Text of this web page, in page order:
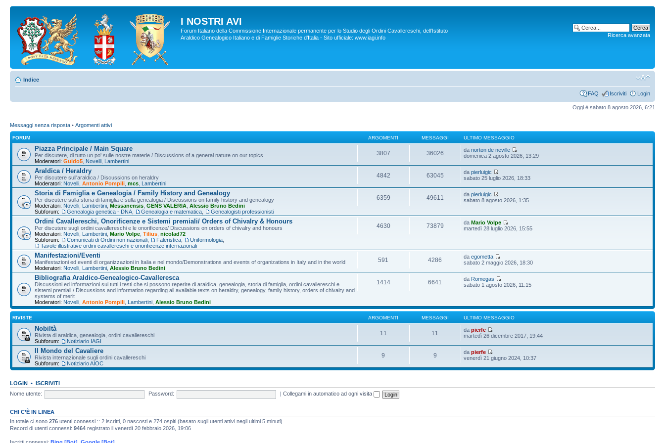
I NOSTRI AVI
Forum Italiano della Commissione Internazionale permanente per lo Studio degli Ordini Cavallereschi, dell’Istituto
Araldico Genealogico Italiano e di Famiglie Storiche d'Italia - Sito ufficiale: www.iagi.info
Ricerca avanzata
Indice
FAQ Iscriviti Login
Oggi è sabato 8 agosto 2026, 6:21
Messaggi senza risposta • Argomenti attivi
FORUM ARGOMENTI MESSAGGI ULTIMO MESSAGGIO
Piazza Principale / Main Square
Per discutere, di tutto un po' sulle nostre materie / Discussions of a general nature on our topics
Moderatori: Guido5 Novelli Lambertini
3807 36026 danorton de neville
domenica 2 agosto 2026, 13:29
Araldica / Heraldry
Per discutere sull'araldica / Discussions on heraldry
Moderatori: Novelli Antonio Pompili mcs Lambertini
4842 63045 dapierluigic
sabato 25 luglio 2026, 18:33
Storia di Famiglia e Genealogia / Family History and Genealogy
Per discutere sulla storia di famiglia e sulla genealogia / Discussions on family history and genealogy
Moderatori: Novelli Lambertini Messanensis GENS VALERIA Alessio Bruno Bedini
Subforum:
Genealogia genetica - DNA Genealogia e matematica Genealogisti professionisti
6359 49611 dapierluigic
sabato 8 agosto 2026, 1:35
Ordini Cavallereschi, Onorificenze e Sistemi premiali/ Orders of Chivalry & Honours
Per discutere sugli ordini cavallereschi e le onorificenze/ Discussions on orders of chivalry and honours
Moderatori: Novelli Lambertini Mario Volpe Tilius nicolad72
Subforum:
Comunicati di Ordini non nazionali Faleristica Uniformologia
Tavole illustrative ordini cavallereschi e onorificenze internazionali
4630 73879 daMario Volpe
martedì 28 luglio 2026, 15:55
Manifestazioni/Eventi
Manifestazioni ed eventi di organizzazioni in Italia e nel mondo/Demonstrations and events of organizations in Italy and in the world
Moderatori: Novelli Lambertini Alessio Bruno Bedini
591 4286 daegometta
sabato 2 maggio 2026, 18:30
Bibliografia Araldico-Genealogico-Cavalleresca
Discussioni ed informazioni sui tutti i testi che si possono reperire di araldica, genealogia, storia di famiglia, ordini cavallereschi e
sistemi premiali / Discussions and information regarding all available texts on heraldry, genealogy, family history, orders of chivalry and
systems of merit
Moderatori: Novelli Antonio Pompili Lambertini Alessio Bruno Bedini
1414 6641 da Romegas
sabato 1 agosto 2026, 11:15
RIVISTE ARGOMENTI MESSAGGI ULTIMO MESSAGGIO
Nobiltà
Rivista di araldica, genealogia, ordini cavallereschi
Subforum:
Notiziario IAGI
11 11 dapierfe
martedì 26 dicembre 2017, 19:44
Il Mondo del Cavaliere
Rivista internazionale sugli ordini cavallereschi
Subforum:
Notiziario AIOC
9 9 dapierfe
venerdì 21 giugno 2024, 10:37
LOGIN • ISCRIVITI
Nome utente:
Password: |Collegami in automatico ad ogni visita
CHI C’È IN LINEA
In totale ci sono 276 utenti connessi :: 2 iscritti, 0 nascosti e 274 ospiti (basato sugli utenti attivi negli ultimi 5 minuti)
Record di utenti connessi: 9464 registrato il venerdì 20 febbraio 2026, 19:06
Iscritti connessi: Bing [Bot] Google [Bot]